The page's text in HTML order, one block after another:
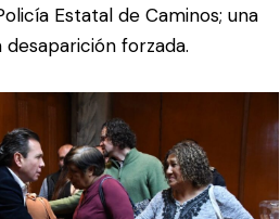
Estatal de Caminos; una
forzada.